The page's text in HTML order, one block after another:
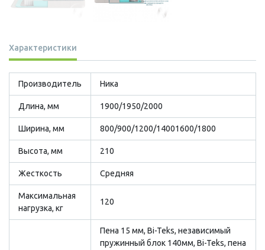
Характеристики
Производитель Ника
Длина, мм 1900/1950/2000
Ширина, мм 800/900/1200/14001600/1800
Высота, мм 210
Жесткость Средняя
Максимальная
нагрузка, кг
120
Пена 15 мм, Bi-Teks, независимый
пружинный блок 140мм, Bi-Teks, пена